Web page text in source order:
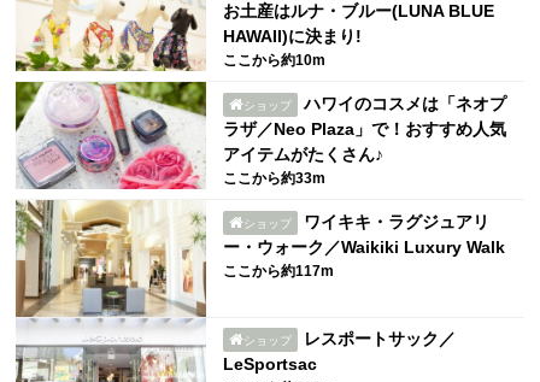
お土産はルナ・ブルー(LUNA BLUE
HAWAII)に決まり!
ここから約10m
ショップ
ハワイのコスメは「ネオプ
ラザ／Neo Plaza」で！おすすめ人気
アイテムがたくさん♪
ここから約33m
ショップ
ワイキキ・ラグジュアリ
ー・ウォーク／Waikiki Luxury Walk
ここから約117m
ショップ
レスポートサック／
LeSportsac